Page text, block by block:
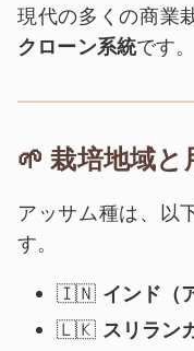
現代の多くの商業
クローン系統です。
🌱 栽培地域と
アッサム種は、以
す。
🇮🇳 インド（
🇱🇰 スリラン